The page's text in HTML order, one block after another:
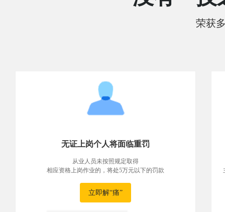
荣获
无证上岗个人将面临重罚
从业人员未按照规定取得
相应资格上岗作业的，将处5万元以下的罚款
立即解“痛”